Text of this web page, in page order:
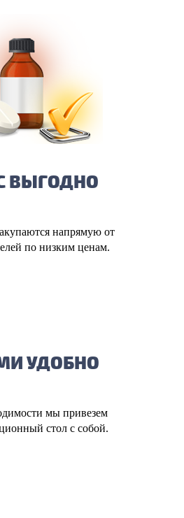
ВЫГОДНО
напрямую от
по низким ценам.
УДОБНО
мы привезем
стол с собой.